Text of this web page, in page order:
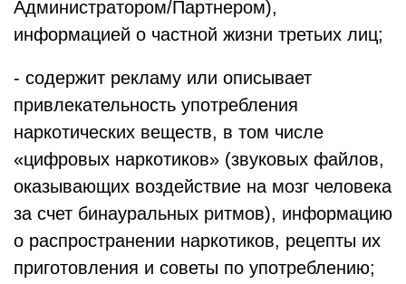
Администратором/Партнером),
информацией о частной жизни третьих лиц;
- содержит рекламу или описывает
привлекательность употребления
наркотических веществ, в том числе
«цифровых наркотиков» (звуковых файлов,
оказывающих воздействие на мозг человека
за счет бинауральных ритмов), информацию
о распространении наркотиков, рецепты их
приготовления и советы по употреблению;